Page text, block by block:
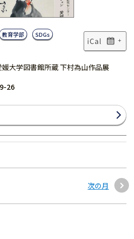
教育学部
SDGs
+
大学図書館所蔵 下村為山作品展
26
次の月